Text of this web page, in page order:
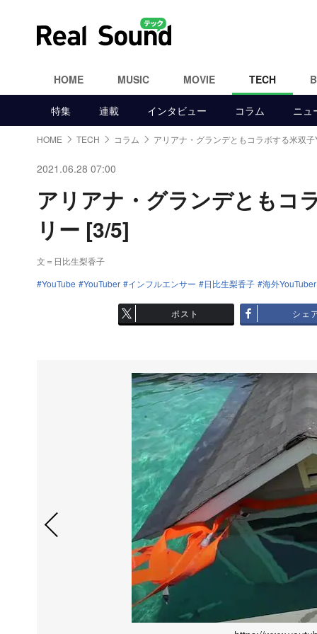
HOME MUSIC MOVIE TECH
特集 連載 インタビュー コラム ニュ
HOME TECH コラム アリアナ・グランデともコラボする米双
2021.06.28 07:00
アリアナ・グランデともコ
リー [3/5]
文＝日比生梨香子
YouTube
YouTuber インフルエンサー 日比生梨香子 海外YouTuber
ポスト シェ